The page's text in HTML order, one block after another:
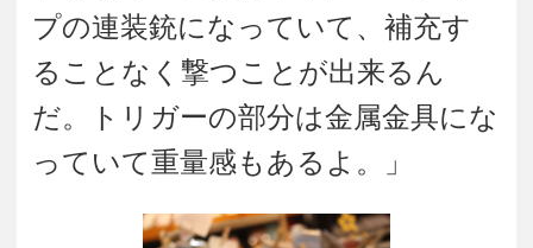
プの連装銃になっていて、補充す
ることなく撃つことが出来るん
だ。トリガーの部分は金属金具にな
っていて重量感もあるよ。」